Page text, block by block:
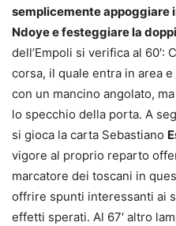
semplicemente appoggiare
Ndoye e festeggiare la
dell’Empoli si verifica al 60′:
corsa, il quale entra in area
con un mancino angolato,
lo specchio della porta. A
si gioca la carta Sebastiano
vigore al proprio reparto
marcatore dei toscani in
offrire spunti interessanti ai
effetti sperati. Al 67′ altro